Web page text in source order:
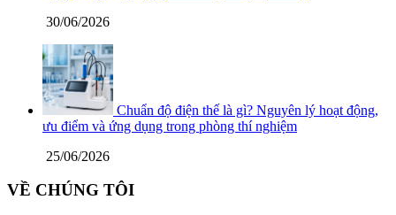
30/06/2026
Chuẩn độ điện thế là gì? Nguyên lý hoạt động,
ưu điểm và ứng dụng trong phòng thí nghiệm
25/06/2026
VỀ CHÚNG TÔI